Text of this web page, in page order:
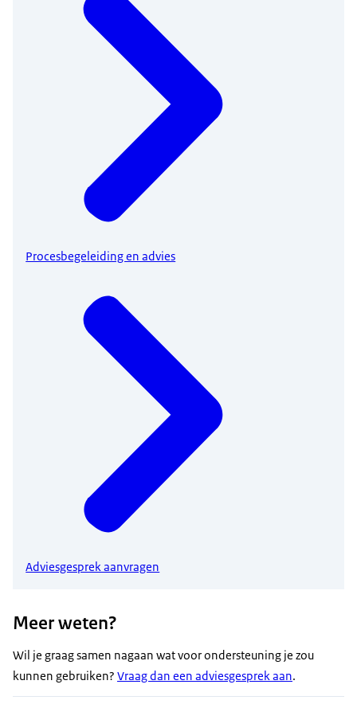
Procesbegeleiding en advies
Adviesgesprek aanvragen
Meer weten?
Wil je graag samen nagaan wat voor ondersteuning je zou
kunnen gebruiken? Vraag dan een adviesgesprek aan.